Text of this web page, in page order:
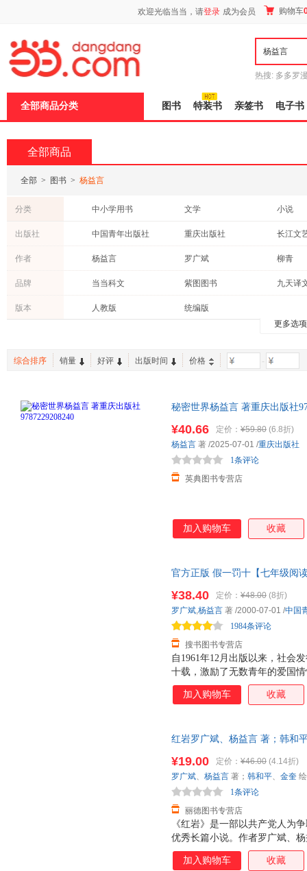
欢迎光临当当，请登录 成为会员 购物车
热搜: 多多罗
全部商品分类 图书 特装书 亲签书 电子书
全部商品
全部 > 图书 > 杨益言
分类 中小学用书 文学
小说
科普读物
历史
考试
管理
动漫/幽默 旅游/地
出版社 中国青年出版社 重庆出版社
长江文
人民教育出版社
二十一世纪出版社
世界图
作者 杨益言 罗广斌
柳青
老舍
艾萨克·阿西莫夫
吴强
品牌 当当科文
紫图图书
良师三步作文
版本 人教版
统编版
更多选
综合排序 销量 好评 出版时间 价格 -
秘密世界杨益言 著重庆出版社
¥40.66 定价： ¥59.80 (6.8折)
英典图书专营店
1条评论
杨益言 著 /2025-07-01 /重庆出版社
加入购物车 收藏
官方正版 假一罚十【七年级阅
书目
自1961年12月出版以来，社会
十载，激励了无数青年的爱国
¥38.40 定价： ¥48.00 (8折)
搜书图书专营店
1984条评论
罗广斌,杨益言 著 /2000-07-01 /中国
加入购物车 收藏
红岩罗广斌、杨益言 著；韩和
《红岩》是一部以共产党人为
优秀长篇小说。作者罗广斌、
所”的集中营里，亲身经历过敌
生活。作为幸存者和直接的见
¥19.00 定价： ¥46.00 (4.14折)
丽德图书专营店
1条评论
罗广斌、 杨益言 著； 韩和平、 金奎 绘
加入购物车 收藏
页
加